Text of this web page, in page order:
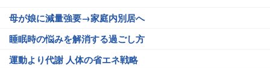
母が娘に減量強要→家庭内別居へ
睡眠時の悩みを解消する過ごし方
運動より代謝 人体の省エネ戦略